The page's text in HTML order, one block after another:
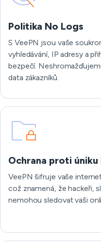
Politika No Logs
S VeePN jsou vaše
vyhledávání, IP adresy a
bezpečí.
data zákazníků.
Ochrana proti úniku
VeePN šifruje vaše
což znamená, že hackeři,
nemohou sledovat vaši